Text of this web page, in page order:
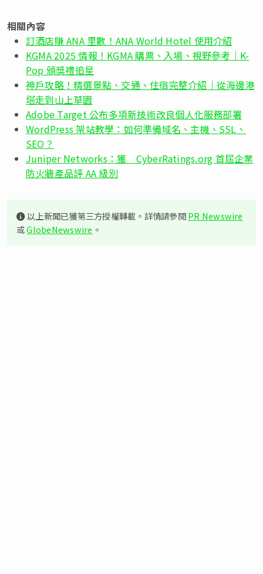
相關內容
訂酒店賺 ANA 里數！ANA World Hotel 使用介紹
KGMA 2025 情報！KGMA 購票、入場、視野參考｜K-
Pop 頒獎禮追星
神戶攻略！精選景點、交通、住宿完整介紹｜從海邊港
塔走到山上草園
Adobe Target 公布多項新技術改良個人化服務部署
WordPress 架站教學：如何準備域名、主機、SSL、
SEO？
Juniper Networks：獲 CyberRatings.org 首屆企業
防火牆產品評 AA 級別
以上新聞已獲第三方授權轉載。詳情請參閱PR Newswire
或GlobeNewswire 。